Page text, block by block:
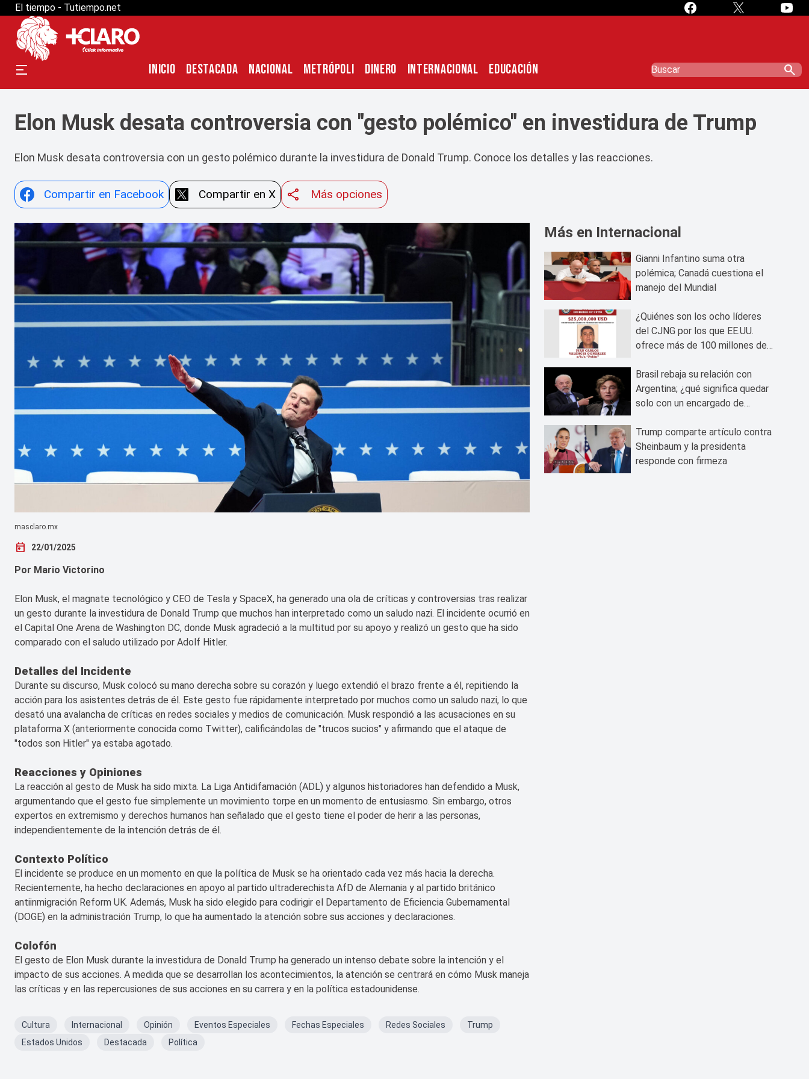
El tiempo - Tutiempo.net
INICIO DESTACADA NACIONAL METRÓPOLI DINERO INTERNACIONAL EDUCACIÓN search
Elon Musk desata controversia con "gesto polémico" en investidura de Trump
Elon Musk desata controversia con un gesto polémico durante la investidura de Donald Trump. Conoce los detalles y las reacciones.
Compartir en Facebook Compartir en X Más opciones
masclaro.mx
today 22/01/2025
Por Mario Victorino
Elon Musk, el magnate tecnológico y CEO de Tesla y SpaceX, ha generado una ola de críticas y controversias tras realizar
un gesto durante la investidura de Donald Trump que muchos han interpretado como un saludo nazi. El incidente ocurrió en
el Capital One Arena de Washington DC, donde Musk agradeció a la multitud por su apoyo y realizó un gesto que ha sido
comparado con el saludo utilizado por Adolf Hitler.
Detalles del Incidente
Durante su discurso, Musk colocó su mano derecha sobre su corazón y luego extendió el brazo frente a él, repitiendo la
acción para los asistentes detrás de él. Este gesto fue rápidamente interpretado por muchos como un saludo nazi, lo que
desató una avalancha de críticas en redes sociales y medios de comunicación. Musk respondió a las acusaciones en su
plataforma X (anteriormente conocida como Twitter), calificándolas de "trucos sucios" y afirmando que el ataque de
"todos son Hitler" ya estaba agotado.
Reacciones y Opiniones
La reacción al gesto de Musk ha sido mixta. La Liga Antidifamación (ADL) y algunos historiadores han defendido a Musk,
argumentando que el gesto fue simplemente un movimiento torpe en un momento de entusiasmo. Sin embargo, otros
expertos en extremismo y derechos humanos han señalado que el gesto tiene el poder de herir a las personas,
independientemente de la intención detrás de él.
Contexto Político
El incidente se produce en un momento en que la política de Musk se ha orientado cada vez más hacia la derecha.
Recientemente, ha hecho declaraciones en apoyo al partido ultraderechista AfD de Alemania y al partido británico
antiinmigración Reform UK. Además, Musk ha sido elegido para codirigir el Departamento de Eficiencia Gubernamental
(DOGE) en la administración Trump, lo que ha aumentado la atención sobre sus acciones y declaraciones.
Colofón
El gesto de Elon Musk durante la investidura de Donald Trump ha generado un intenso debate sobre la intención y el
impacto de sus acciones. A medida que se desarrollan los acontecimientos, la atención se centrará en cómo Musk maneja
las críticas y en las repercusiones de sus acciones en su carrera y en la política estadounidense.
Cultura Internacional Opinión Eventos Especiales Fechas Especiales Redes Sociales
Trump
Estados Unidos
Destacada Política
Más en Internacional
Gianni Infantino suma otra
polémica; Canadá cuestiona el
manejo del Mundial
¿Quiénes son los ocho líderes
del CJNG por los que EE.UU.
ofrece más de 100 millones de
Brasil rebaja su relación con
Argentina; ¿qué significa quedar
solo con un encargado de
Trump comparte artículo contra
Sheinbaum y la presidenta
responde con firmeza